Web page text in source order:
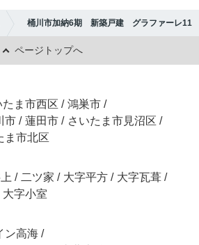
桶川市加納6期 新築戸建 グラファーレ11
ページトップへ
たま市西区 / 鴻巣市 /
市 / 蓮田市 / さいたま市見沼区 /
ま市北区
/ 二ツ家 / 大字平方 / 大字瓦葺 /
大字小室
ン高海 /